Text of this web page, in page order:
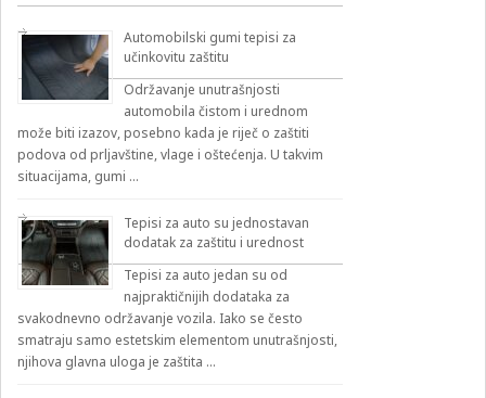
Automobilski gumi tepisi za
učinkovitu zaštitu
Održavanje unutrašnjosti
automobila čistom i urednom
može biti izazov, posebno kada je riječ o zaštiti
podova od prljavštine, vlage i oštećenja. U takvim
situacijama, gumi …
Tepisi za auto su jednostavan
dodatak za zaštitu i urednost
Tepisi za auto jedan su od
najpraktičnijih dodataka za
svakodnevno održavanje vozila. Iako se često
smatraju samo estetskim elementom unutrašnjosti,
njihova glavna uloga je zaštita …